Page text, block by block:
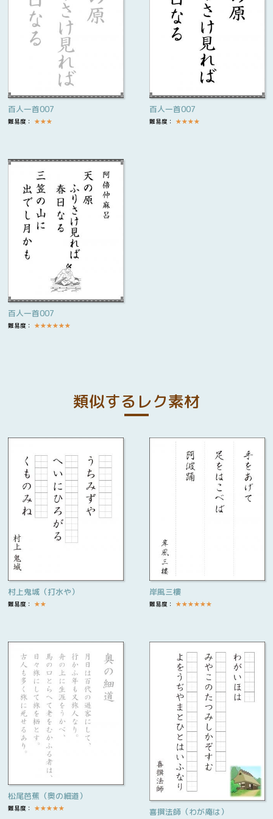
百人一首007
難易度： ★★★
百人一首007
難易度： ★★★★
百人一首007
難易度： ★★★★★★
類似するレク素材
村上鬼城（打水や）
難易度： ★★
岸風三樓
難易度： ★★★★★★
松尾芭蕉（奥の細道）
難易度： ★★★★★ 喜撰法師（わが庵は）